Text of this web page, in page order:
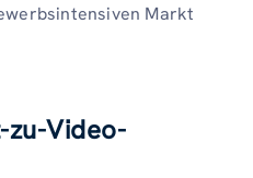
Markt
zu-Video-